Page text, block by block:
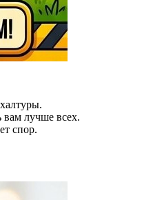
вам лучше всех.
спор.